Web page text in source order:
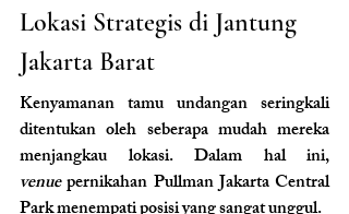
Lokasi Strategis di Jantung
Jakarta Barat
Kenyamanan tamu undangan seringkali
ditentukan oleh seberapa mudah mereka
venue pernikahan Pullman Jakarta Central